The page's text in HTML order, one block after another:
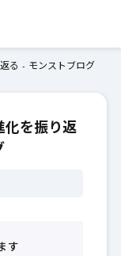
る - モンストブログ
化を振り返
す